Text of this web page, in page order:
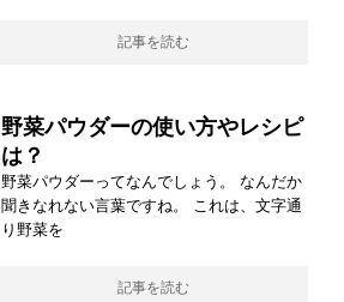
記事を読む
野菜パウダーの使い方やレシピ
は？
野菜パウダーってなんでしょう。 なんだか
聞きなれない言葉ですね。 これは、文字通
り野菜を
記事を読む